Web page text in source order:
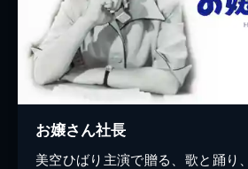
お嬢さん社長
美空ひばり主演で贈る、歌と踊り